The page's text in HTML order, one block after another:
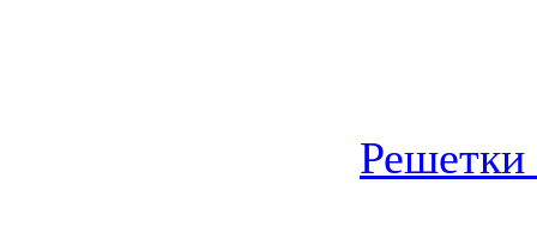
Решетки